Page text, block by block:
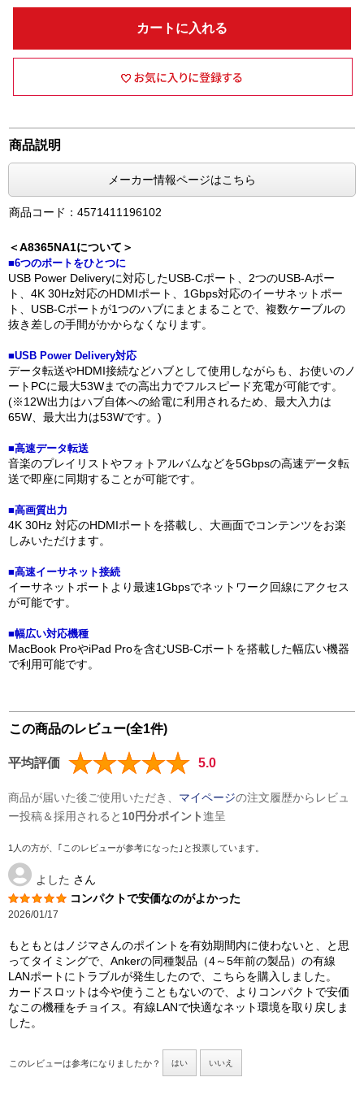
カートに入れる
商品説明
メーカー情報ページはこちら
商品コード：4571411196102
＜A8365NA1について＞
■6つのポートをひとつに
USB Power Deliveryに対応したUSB-Cポート、2つのUSB-Aポー
ト、4K 30Hz対応のHDMIポート、1Gbps対応のイーサネットポー
ト、USB-Cポートが1つのハブにまとまることで、複数ケーブルの
抜き差しの手間がかからなくなります。
■USB Power Delivery対応
データ転送やHDMI接続などハブとして使用しながらも、お使いのノ
ートPCに最大53Wまでの高出力でフルスピード充電が可能です。
(※12W出力はハブ自体への給電に利用されるため、最大入力は
65W、最大出力は53Wです。)
■高速データ転送
音楽のプレイリストやフォトアルバムなどを5Gbpsの高速データ転
送で即座に同期することが可能です。
■高画質出力
4K 30Hz 対応のHDMIポートを搭載し、大画面でコンテンツをお楽
しみいただけます。
■高速イーサネット接続
イーサネットポートより最速1Gbpsでネットワーク回線にアクセス
が可能です。
■幅広い対応機種
MacBook ProやiPad Proを含むUSB-Cポートを搭載した幅広い機器
で利用可能です。
この商品のレビュー(全1件)
平均評価 5.0
商品が届いた後ご使用いただき、 マイページの注文履歴からレビュ
ー投稿＆採用されると 10円分ポイント進呈
1人の方が、｢このレビューが参考になった｣と投票しています。
よした さん
コンパクトで安価なのがよかった
2026/01/17
もともとはノジマさんのポイントを有効期間内に使わないと、と思
ってタイミングで、Ankerの同種製品（4～5年前の製品）の有線
LANポートにトラブルが発生したので、こちらを購入しました。
カードスロットは今や使うこともないので、よりコンパクトで安価
なこの機種をチョイス。有線LANで快適なネット環境を取り戻しま
した。
このレビューは参考になりましたか？ はい いいえ